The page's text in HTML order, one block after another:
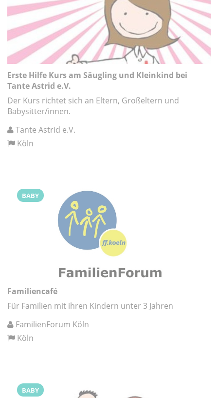
Erste Hilfe Kurs am Säugling und Kleinkind bei
Tante Astrid e.V.
Der Kurs richtet sich an Eltern, Großeltern und
Babysitter/innen.
Tante Astrid e.V.
Köln
BABY
Familiencafé
Für Familien mit ihren Kindern unter 3 Jahren
FamilienForum Köln
Köln
BABY